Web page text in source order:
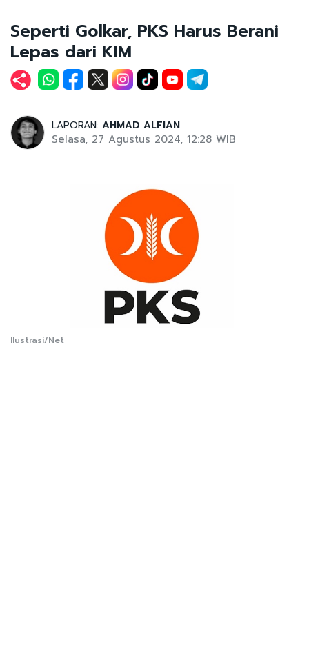
Seperti Golkar, PKS Harus Berani
Lepas dari KIM
LAPORAN: AHMAD ALFIAN
Selasa, 27 Agustus 2024, 12:28 WIB
Ilustrasi/Net